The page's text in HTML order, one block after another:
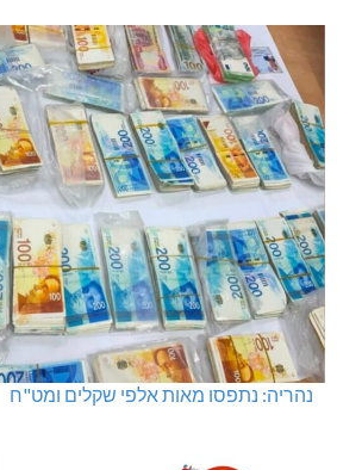
נהריה: נתפסו מאות אלפי שקלים ומט"ח